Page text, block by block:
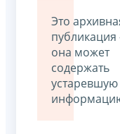
Это
публикация
она может
содержать
устаревшую